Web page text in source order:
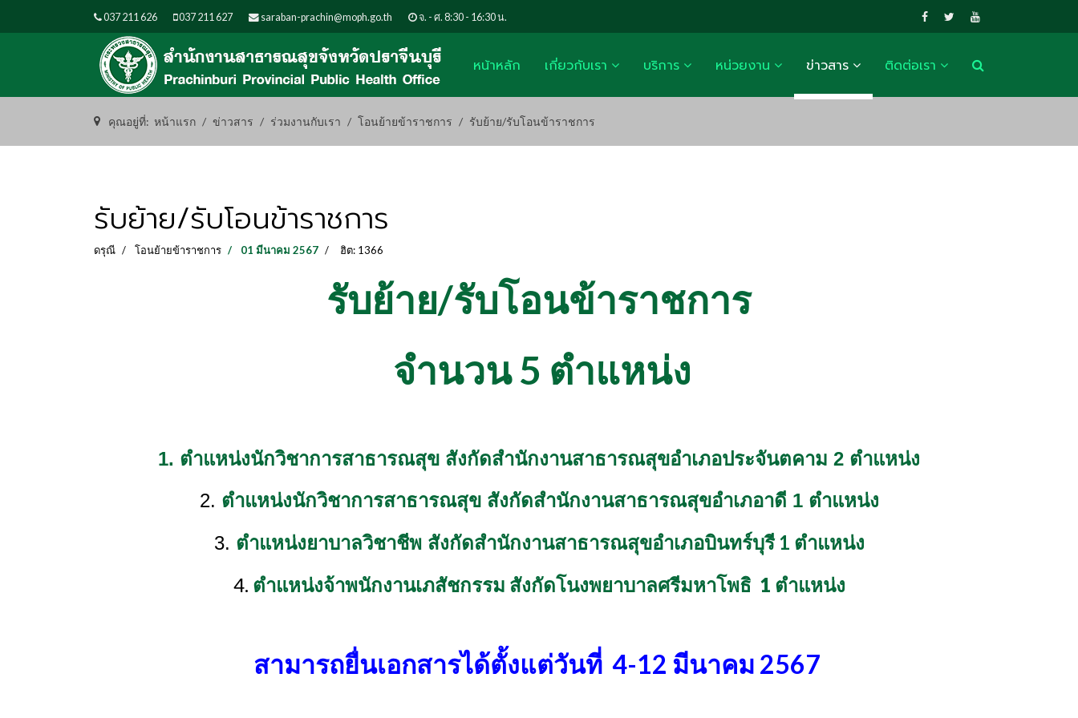
037 211 626 037 211 627 saraban-prachin@moph.go.th จ. - ศ. 8:30 - 16:30 น.
หน้าหลัก เกี่ยวกับเรา บริการ หน่วยงาน ข่าวสาร ติดต่อเรา
คุณอยู่ที่: หน้าแรก ข่าวสาร ร่วมงานกับเรา โอนย้ายข้าราชการ รับย้าย/รับโอนข้าราชการ
รับย้าย/รับโอนข้าราชการ
ดรุณี โอนย้ายข้าราชการ 01 มีนาคม 2567 ฮิต: 1366
รับย้าย/รับโอนข้าราชการ
จำนวน 5 ตำแหน่ง
1. ตำแหน่งนักวิชาการสาธารณสุข สังกัดสำนักงานสาธารณสุขอำเภอประจันตคาม 2 ตำแหน่ง
2. ตำแหน่งนักวิชาการสาธารณสุข สังกัดสำนักงานสาธารณสุขอำเภอาดี 1 ตำแหน่ง
3. ตำแหน่งยาบาลวิชาชีพ สังกัดสำนักงานสาธารณสุขอำเภอบินทร์บุรี1 ตำแหน่ง
4. ตำแหน่งจ้าพนักงานเภสัชกรรม สังกัดโนงพยาบาลศรีมหาโพธิ 1 ตำแหน่ง
สามารถยื่นเอกสารได้ตั้งแต่วันที่ 4-12 มีนาคม 2567